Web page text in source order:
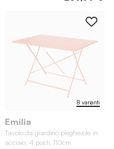
8 varianti
Emilia
Tavolo da giardino pieghevole in
acciaio, 4 posti, 110cm